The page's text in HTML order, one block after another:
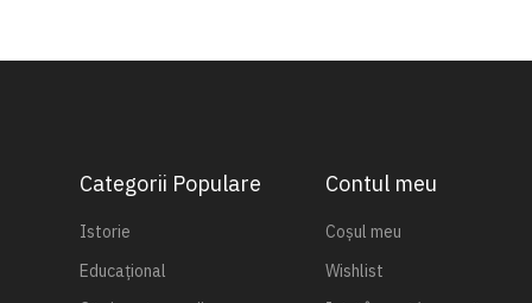
Categorii Populare
Istorie
Educațional
Contul meu
Coșul meu
Wishlist